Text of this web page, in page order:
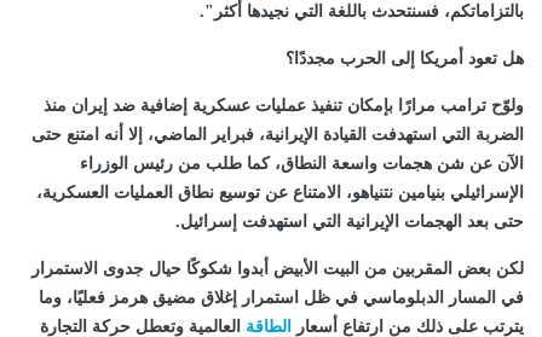
بالتزاماتكم، فسنتحدث باللغة التي نجيدها أكثر".
هل تعود أمريكا إلى الحرب مجددًا؟
ولوّح ترامب مرارًا بإمكان تنفيذ عمليات عسكرية إضافية ضد إيران منذ
الضربة التي استهدفت القيادة الإيرانية، فبراير الماضي، إلا أنه امتنع حتى
الآن عن شن هجمات واسعة النطاق، كما طلب من رئيس الوزراء
الإسرائيلي بنيامين نتنياهو، الامتناع عن توسيع نطاق العمليات العسكرية،
حتى بعد الهجمات الإيرانية التي استهدفت إسرائيل.
لكن بعض المقربين من البيت الأبيض أبدوا شكوكًا حيال جدوى الاستمرار
في المسار الدبلوماسي في ظل استمرار إغلاق مضيق هرمز فعليًا، وما
يترتب على ذلك من ارتفاع أسعار
الطاقة العالمية وتعطل حركة التجارة